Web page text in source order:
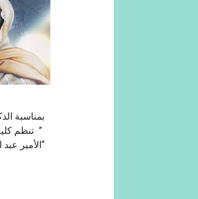
بمناسبة الذكرى 193 لمبايعة الأمير عبد
“الأمير